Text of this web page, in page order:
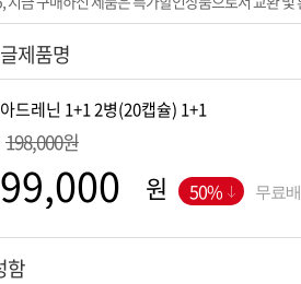
제품명
198,000원
원 50% 무료
함